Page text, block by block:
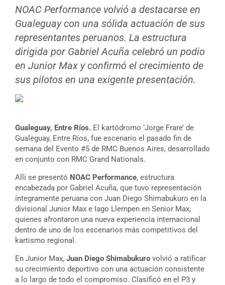
NOAC Performance volvió a destacarse en
Gualeguay con una sólida actuación de sus
representantes peruanos. La estructura
dirigida por Gabriel Acuña celebró un podio
en Junior Max y confirmó el crecimiento de
sus pilotos en una exigente presentación.
Gualeguay, Entre Ríos. El kartódromo ‘Jorge Frare’ de
Gualeguay, Entre Ríos, fue escenario el pasado fin de
semana del Evento #5 de RMC Buenos Aires, desarrollado
en conjunto con RMC Grand Nationals.
Allí se presentó NOAC Performance, estructura
encabezada por Gabriel Acuña, que tuvo representación
íntegramente peruana con Juan Diego Shimabukuro en la
divisional Junior Max e Iago Llempen en Senior Max,
quienes afrontaron una nueva experiencia internacional
dentro de uno de los escenarios más competitivos del
kartismo regional.
En Junior Max, Juan Diego Shimabukuro volvió a ratificar
su crecimiento deportivo con una actuación consistente
a lo largo de todo el compromiso. Clasificó en el P3 y